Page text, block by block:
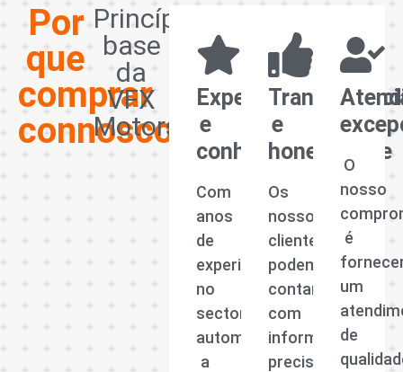
Por
que
comprar
connosco?
Princípios
base
da
VFX
Motors
Experiência
e
conhecimento
Com
anos
de
experiência
no
sector
automóvel,
a
e
honestidade
Os
nossos
clientes
podem
contar
com
informações
precisas
O
nosso
é
um
de